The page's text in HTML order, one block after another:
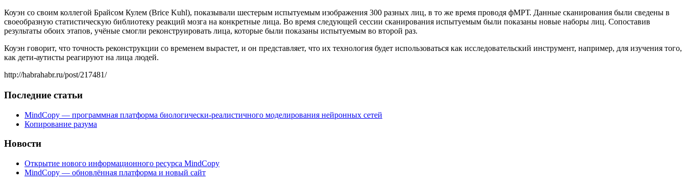
Коуэн со своим коллегой Брайсом Кулем (Brice Kuhl), показывали шестерым испытуемым изображения 300 разных лиц, в то же время проводя фМРТ. Данные сканирования были сведены в
своеобразную статистическую библиотеку реакций мозга на конкретные лица. Во время следующей сессии сканирования испытуемым были показаны новые наборы лиц. Сопоставив
результаты обоих этапов, учёные смогли реконструировать лица, которые были показаны испытуемым во второй раз.
Коуэн говорит, что точность реконструкции со временем вырастет, и он представляет, что их технология будет использоваться как исследовательский инструмент, например, для изучения того,
как дети-аутисты реагируют на лица людей.
http://habrahabr.ru/post/217481/
Последние статьи
MindCopy — программная платформа биологически-реалистичного моделирования нейронных сетей
Копирование разума
Новости
Открытие нового информационного ресурса MindCopy
MindCopy — обновлённая платформа и новый сайт